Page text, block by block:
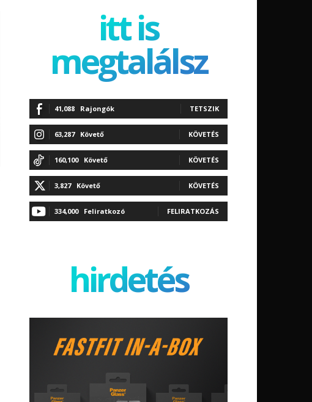
itt is
megtalálsz
41,088 Rajongók TETSZIK
63,287 Követő KÖVETÉS
160,100 Követő KÖVETÉS
3,827 Követő KÖVETÉS
334,000 Feliratkozó FELIRATKOZÁS
hirdetés